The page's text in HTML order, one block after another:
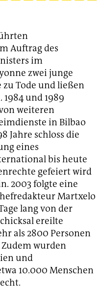
Auftrag des
im
zwei junge
Tode und ließen
und 1989
weiteren
in Bilbao
Jahre schloss die
eines
bis heute
gefeiert wird
2003 folgte eine
Martxelo
lang von der
ereilte
als 2800 Personen
wurden
und
10.000 Menschen